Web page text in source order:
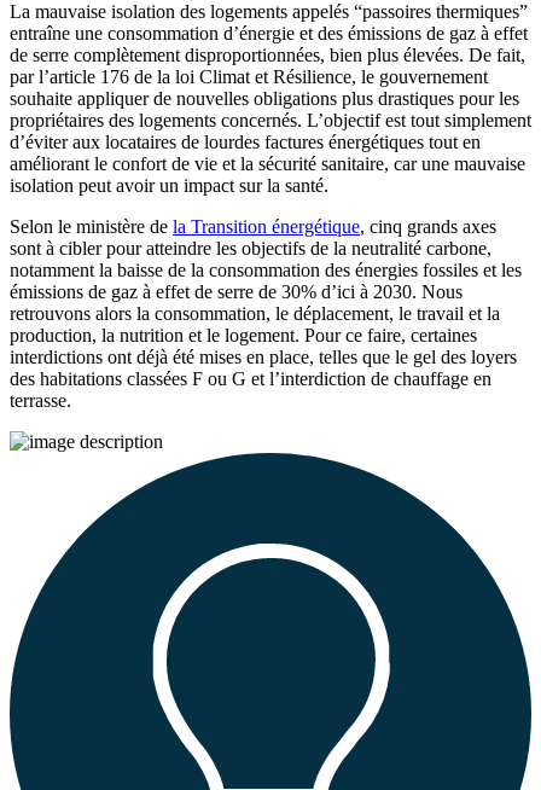
La mauvaise isolation des logements appelés “passoires thermiques”
entraîne une consommation d’énergie et des émissions de gaz à effet
de serre complètement disproportionnées, bien plus élevées. De fait,
par l’article 176 de la loi Climat et Résilience, le gouvernement
souhaite appliquer de nouvelles obligations plus drastiques pour les
propriétaires des logements concernés. L’objectif est tout simplement
d’éviter aux locataires de lourdes factures énergétiques tout en
améliorant le confort de vie et la sécurité sanitaire, car une mauvaise
isolation peut avoir un impact sur la santé.
Selon le ministère de la Transition énergétique, cinq grands axes
sont à cibler pour atteindre les objectifs de la neutralité carbone,
notamment la baisse de la consommation des énergies fossiles et les
émissions de gaz à effet de serre de 30% d’ici à 2030. Nous
retrouvons alors la consommation, le déplacement, le travail et la
production, la nutrition et le logement. Pour ce faire, certaines
interdictions ont déjà été mises en place, telles que le gel des loyers
des habitations classées F ou G et l’interdiction de chauffage en
terrasse.